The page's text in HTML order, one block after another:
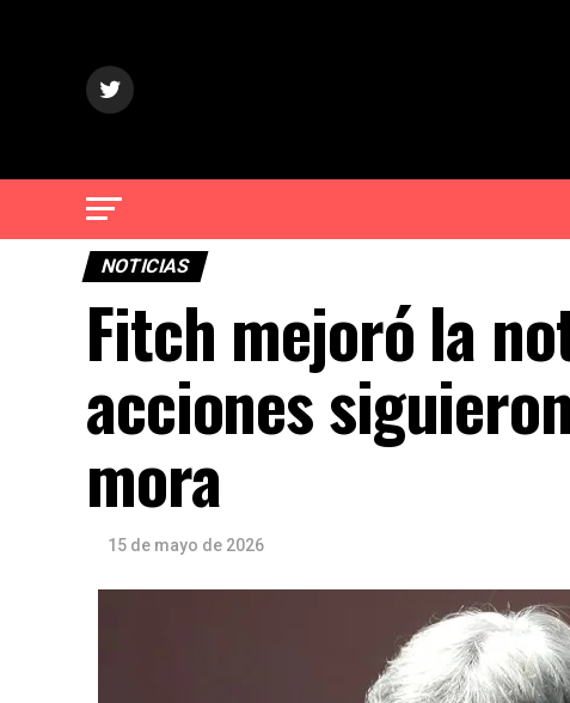
NOTICIAS
Fitch mejoró la
acciones
mora
15 de mayo de 2026